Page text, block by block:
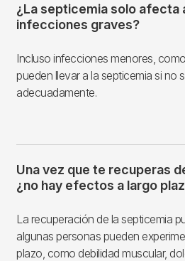
¿La septicemia solo afecta
infecciones graves?
Incluso infecciones menores,
pueden llevar a la septicemia si no
adecuadamente.
Una vez que te recuperas
¿no hay efectos a largo
La recuperación de la septicemia
algunas personas pueden
plazo, como debilidad muscular,